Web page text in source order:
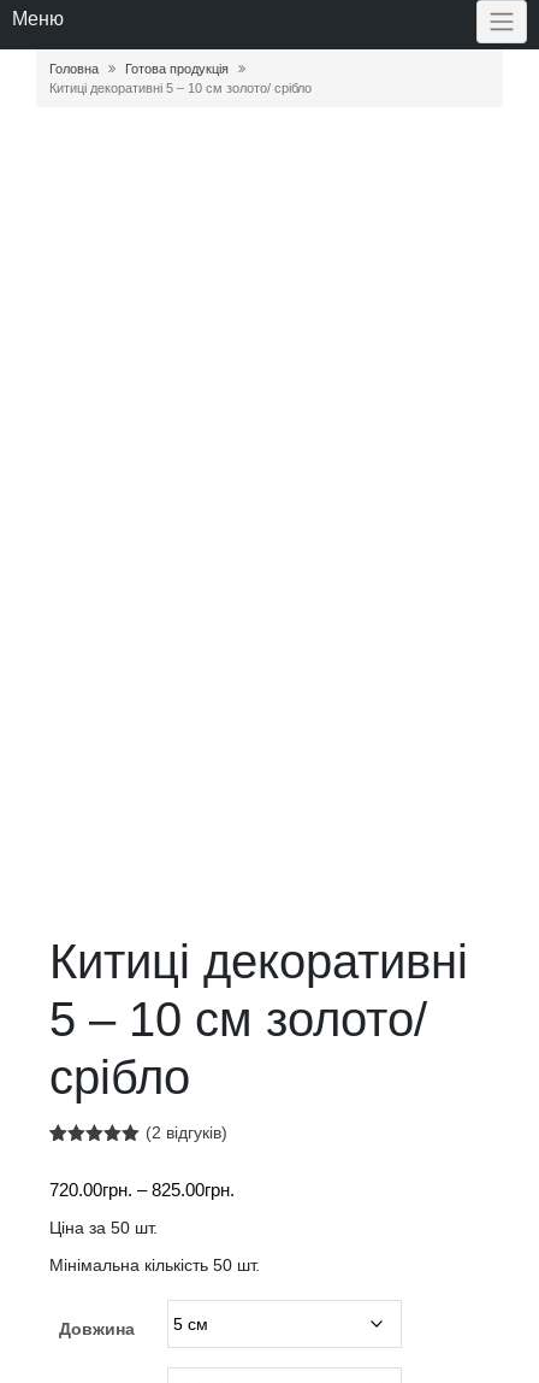
Меню
Головна
Готова продукція
Китиці декоративні 5 – 10 см золото/ срібло
Китиці декоративні
5 – 10 см золото/
срібло
основі
покупців
(2 відгуків)
720.00грн. – 825.00грн.
720.00грн.
до
Ціна за 50 шт.
Мінімальна кількість 50 шт.
Довжина